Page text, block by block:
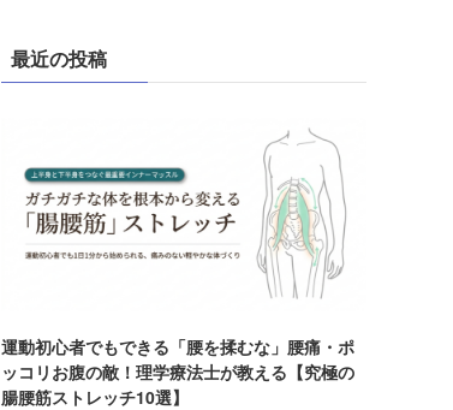
最近の投稿
運動初心者でもできる「腰を揉むな」腰痛・ポ
ッコリお腹の敵！理学療法士が教える【究極の
腸腰筋ストレッチ10選】